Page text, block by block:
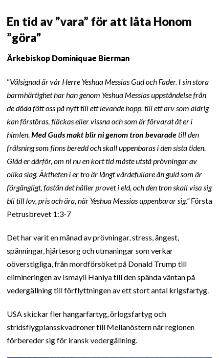
En tid av ”vara” för att låta Honom
”göra”
Ärkebiskop Dominiquae Bierman
“Välsignad är vår Herre Yeshua Messias Gud och Fader. I sin stora
barmhärtighet har han genom Yeshua Messias uppståndelse från
de döda fött oss på nytt till ett levande hopp, till ett arv som aldrig
kan förstöras, fläckas eller vissna och som är förvarat åt er i
himlen. Med Guds makt blir ni genom tron bevaradetill den
frälsning som finns beredd och skall uppenbaras i den sista tiden.
Gläd er därför, om ni nu en kort tid måste utstå prövningar av
olika slag. Äktheten i er tro är långt värdefullare än guld som är
förgängligt, fastän det håller provet i eld, och den tron skall visa sig
bli till lov, pris och ära, när Yeshua Messias uppenbarar sig.”Första
Petrusbrevet 1:3-7
Det har varit en månad av prövningar, stress, ångest,
spänningar, hjärtesorg och utmaningar som verkar
oöverstigliga, från mordförsöket på Donald Trump till
elimineringen av Ismayil Haniya till den spända väntan på
vedergällning till förflyttningen av ett stort antal krigsfartyg.
USA skickar fler hangarfartyg, örlogsfartyg och
stridsflygplansskvadroner till Mellanöstern när regionen
förbereder sig för iransk vedergällning.